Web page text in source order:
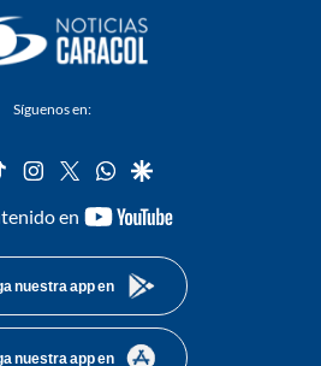
Síguenos en:
tiktok instagram
twitterwhatsapp
google
en
youtube-
nuestra app en
nuestra app en